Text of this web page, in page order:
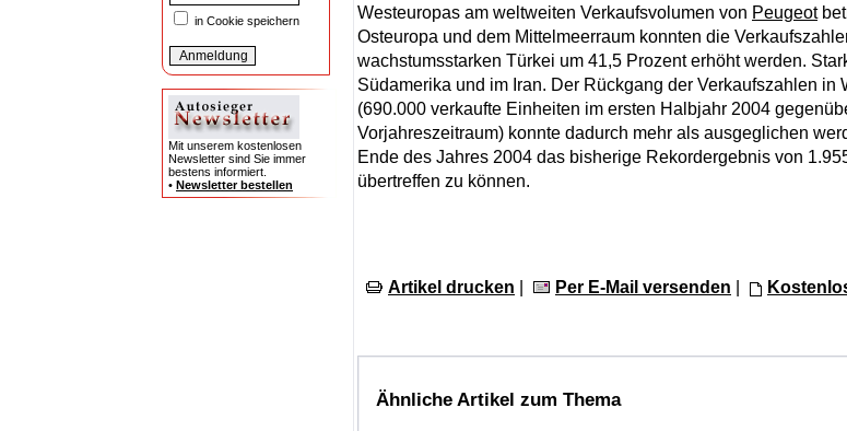
in Cookie speichern
Mit unserem kostenlosen
Newsletter sind Sie immer
bestens informiert.
• Newsletter bestellen
Westeuropas am weltweiten Verkaufsvolumen von Peugeot
Osteuropa und dem Mittelmeerraum konnten die
wachstumsstarken Türkei um 41,5 Prozent erhöht werden.
Südamerika und im Iran. Der Rückgang der Verkaufszahlen in
(690.000 verkaufte Einheiten im ersten Halbjahr 2004
Vorjahreszeitraum) konnte dadurch mehr als ausgeglichen
Ende des Jahres 2004 das bisherige Rekordergebnis von
übertreffen zu können.
Artikel drucken Per E-Mail versenden
Ähnliche Artikel zum Thema